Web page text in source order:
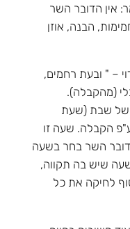
אין הדובר השר
הבנה, אוזן
– " ובעת רחמים,
(מהקבלה).
של שבת (שעת
הקבלה. שעה זו
השר בחר בשעה
שעה שיש בה תקווה,
לחיקה את כל